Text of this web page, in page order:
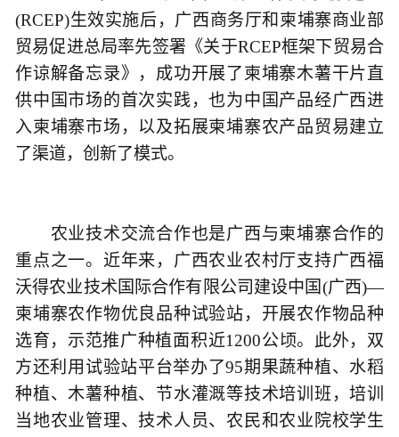
(RCEP)生效实施后，广西商务厅和柬埔寨商业部
贸易促进总局率先签署《关于RCEP框架下贸易合
作谅解备忘录》，成功开展了柬埔寨木薯干片直
供中国市场的首次实践，也为中国产品经广西进
入柬埔寨市场，以及拓展柬埔寨农产品贸易建立
了渠道，创新了模式。
农业技术交流合作也是广西与柬埔寨合作的
重点之一。近年来，广西农业农村厅支持广西福
沃得农业技术国际合作有限公司建设中国(广西)—
柬埔寨农作物优良品种试验站，开展农作物品种
选育，示范推广种植面积近1200公顷。此外，双
方还利用试验站平台举办了95期果蔬种植、水稻
种植、木薯种植、节水灌溉等技术培训班，培训
当地农业管理、技术人员、农民和农业院校学生